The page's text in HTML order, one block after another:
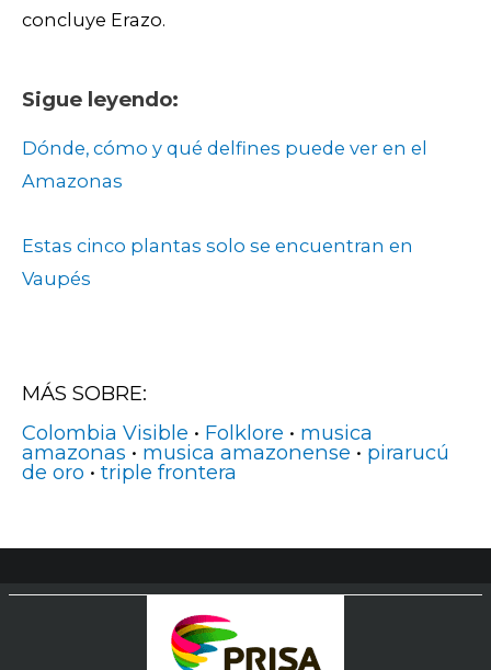
concluye Erazo.
Sigue leyendo:
Dónde, cómo y qué delfines puede ver en el
Amazonas
Estas cinco plantas solo se encuentran en
Vaupés
MÁS SOBRE:
Colombia Visible • Folklore • musica
amazonas • musica amazonense • pirarucú
de oro • triple frontera